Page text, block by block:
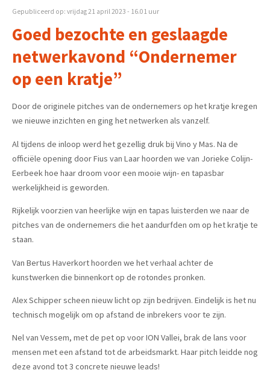
Gepubliceerd op: vrijdag 21 april 2023 - 16.01 uur
Goed bezochte en geslaagde
netwerkavond “Ondernemer
op een kratje”
Door de originele pitches van de ondernemers op het kratje kregen
we nieuwe inzichten en ging het netwerken als vanzelf.
Al tijdens de inloop werd het gezellig druk bij Vino y Mas. Na de
officiële opening door Fius van Laar hoorden we van Jorieke Colijn-
Eerbeek hoe haar droom voor een mooie wijn- en tapasbar
werkelijkheid is geworden.
Rijkelijk voorzien van heerlijke wijn en tapas luisterden we naar de
pitches van de ondernemers die het aandurfden om op het kratje te
staan.
Van Bertus Haverkort hoorden we het verhaal achter de
kunstwerken die binnenkort op de rotondes pronken.
Alex Schipper scheen nieuw licht op zijn bedrijven. Eindelijk is het nu
technisch mogelijk om op afstand de inbrekers voor te zijn.
Nel van Vessem, met de pet op voor ION Vallei, brak de lans voor
mensen met een afstand tot de arbeidsmarkt. Haar pitch leidde nog
deze avond tot 3 concrete nieuwe leads!